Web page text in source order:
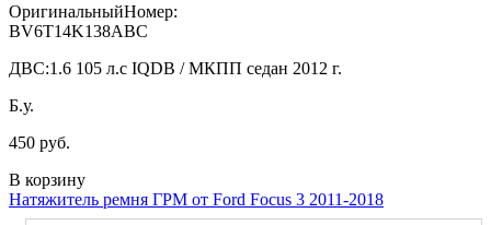
ОригинальныйНомер:
BV6T14K138ABC
ДВС:1.6 105 л.с IQDB / МКПП седан 2012 г.
Б.у.
450 руб.
В корзину
Натяжитель ремня ГРМ от Ford Focus 3 2011-2018